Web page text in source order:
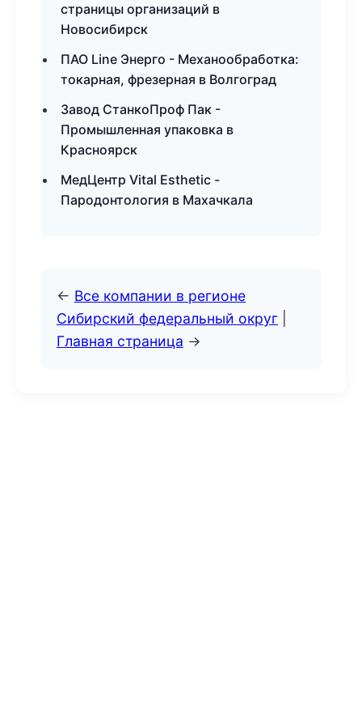
страницы организаций в
Новосибирск
ПАО Line Энерго - Механообработка:
токарная, фрезерная в Волгоград
Завод СтанкоПроф Пак -
Промышленная упаковка в
Красноярск
МедЦентр Vital Esthetic -
Пародонтология в Махачкала
← Все компании в регионе
Сибирский федеральный округ
Главная страница →